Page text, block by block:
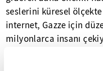
seslerini küresel
internet, Gazze için
milyonlarca insanı
yapımcısı ve
Gazze konusundaki